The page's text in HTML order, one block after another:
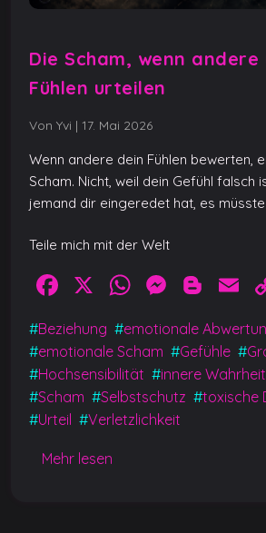
Die Scham, wenn
Fühlen urteilen
Von Yvi | 17. Mai 2026
Wenn andere dein Fühlen bewerten,
Scham. Nicht, weil dein Gefühl falsch
jemand dir eingeredet hat, es
Teile mich mit der Welt
F
a
c
e
b
o
o
X
W
at
s
A
p
M
ss
e
n
g
Bl
o
g
g
er
E
m
l
#Beziehung #emotionale
#emotionale Scham #Gefühle #
#Hochsensibilität #innere Wahrheit
#Scham #Selbstschutz #toxische
#Urteil #Verletzlichkeit
Mehr lesen